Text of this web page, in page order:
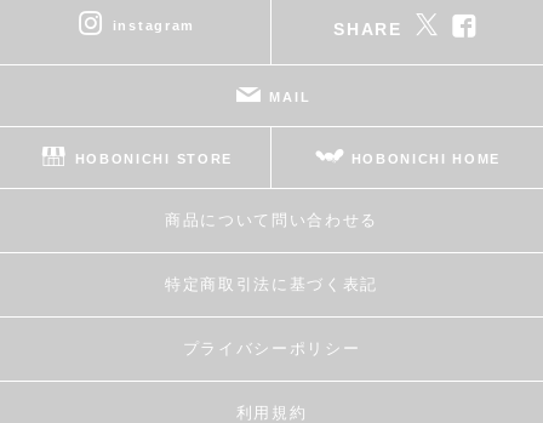
instagram SHARE
MAIL
HOBONICHI STORE HOBONICHI HOME
商品について問い合わせる
特定商取引法に基づく表記
プライバシーポリシー
利用規約